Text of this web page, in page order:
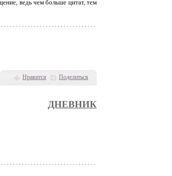
Нравится Поделиться
ведь чем больше цитат, тем
ДНЕВНИК